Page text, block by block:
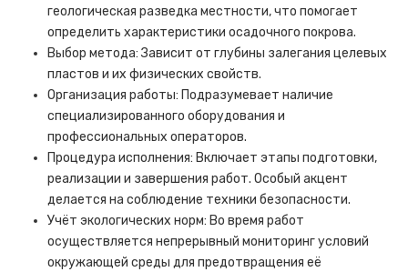
геологическая разведка местности, что помогает
определить характеристики осадочного покрова.
Выбор метода: Зависит от глубины залегания целевых
пластов и их физических свойств.
Организация работы: Подразумевает наличие
специализированного оборудования и
профессиональных операторов.
Процедура исполнения: Включает этапы подготовки,
реализации и завершения работ. Особый акцент
делается на соблюдение техники безопасности.
Учёт экологических норм: Во время работ
осуществляется непрерывный мониторинг условий
окружающей среды для предотвращения её